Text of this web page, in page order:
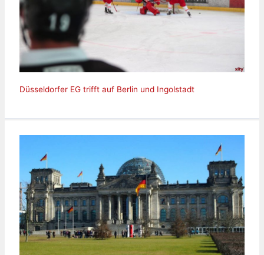
Düsseldorfer EG trifft auf Berlin und Ingolstadt